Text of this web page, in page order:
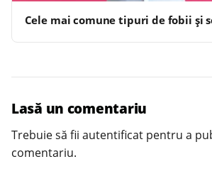
Cele mai comune tipuri de fobii și
Lasă un comentariu
Trebuie să fii autentificat pentru a
comentariu.